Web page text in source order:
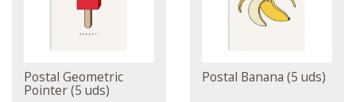
Postal Geometric
Pointer (5 uds)
Postal Banana (5 uds)